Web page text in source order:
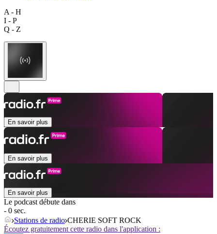
A - H
I - P
Q - Z
En savoir plus
En savoir plus
En savoir plus
Le podcast débute dans
- 0 sec.
Stations de radio CHERIE SOFT ROCK
Écoutez gratuitement cette radio dans l'application :